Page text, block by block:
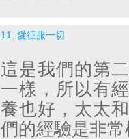
11. 愛征服一切
這是我們的第
一樣，所以有
養也好，太太
們的經驗是非